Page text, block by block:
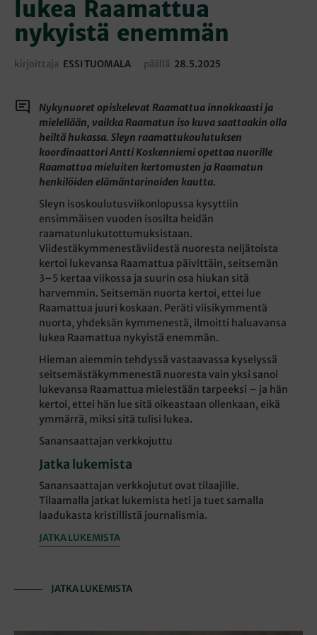
lukea Raamattua
nykyistä enemmän
kirjoittaja ESSI TUOMALA päällä 28.5.2025
Nykynuoret opiskelevat Raamattua innokkaasti ja
mielellään, vaikka Raamatun iso kuva saattaakin olla
heiltä hukassa. Sleyn raamattukoulutuksen
koordinaattori Antti Koskenniemi opettaa nuorille
Raamattua mieluiten kertomusten ja Raamatun
henkilöiden elämäntarinoiden kautta.
Sleyn isoskoulutusviikonlopussa kysyttiin
ensimmäisen vuoden isosilta heidän
raamatunlukutottumuksistaan.
Viidestäkymmenestäviidestä nuoresta neljätoista
kertoi lukevansa Raamattua päivittäin, seitsemän
3–5 kertaa viikossa ja suurin osa hiukan sitä
harvemmin. Seitsemän nuorta kertoi, ettei lue
Raamattua juuri koskaan. Peräti viisikymmentä
nuorta, yhdeksän kymmenestä, ilmoitti haluavansa
lukea Raamattua nykyistä enemmän.
Hieman aiemmin tehdyssä vastaavassa kyselyssä
seitsemästäkymmenestä nuoresta vain yksi sanoi
lukevansa Raamattua mielestään tarpeeksi – ja hän
kertoi, ettei hän lue sitä oikeastaan ollenkaan, eikä
ymmärrä, miksi sitä tulisi lukea.
Sanansaattajan verkkojuttu
Jatka lukemista
Sanansaattajan verkkojutut ovat tilaajille.
Tilaamalla jatkat lukemista heti ja tuet samalla
laadukasta kristillistä journalismia.
JATKA LUKEMISTA
JATKA LUKEMISTA